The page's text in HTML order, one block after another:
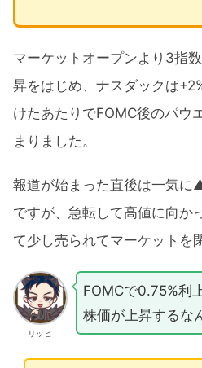
マーケットオープンより3指
昇をはじめ、ナスダックは
けたあたりでFOMC後のパウ
まりました。
報道が始まった直後は一気に
ですが、急転して高値に向か
て少し売られてマーケットを
リッヒ
FOMCで0.75%利
株価が上昇するな